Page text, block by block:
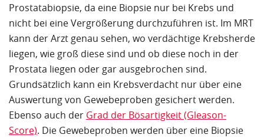
Prostatabiopsie, da eine Biopsie nur bei Krebs und
nicht bei eine Vergrößerung durchzuführen ist. Im MRT
kann der Arzt genau sehen, wo verdächtige Krebsherde
liegen, wie groß diese sind und ob diese noch in der
Prostata liegen oder gar ausgebrochen sind.
Grundsätzlich kann ein Krebsverdacht nur über eine
Auswertung von Gewebeproben gesichert werden.
Ebenso auch der Grad der Bösartigkeit (Gleason-
Score). Die Gewebeproben werden über eine Biopsie